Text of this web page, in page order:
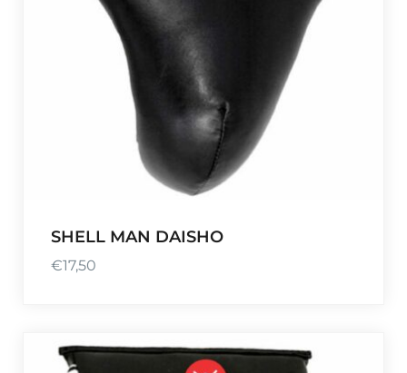
SHELL MAN DAISHO
€17,50